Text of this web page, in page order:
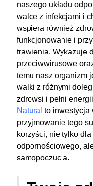
naszego układu
walce z infekcjami i
wspiera również
funkcjonowanie i
trawienia. Wykazuje
przeciwwirusowe
temu nasz organizm
walki z różnymi
zdrowsi i pełni
Natural to inwestycja
przyjmowanie tego
korzyści, nie tylko dla
odpornościowego,
samopoczucia.